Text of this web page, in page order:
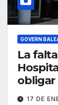
GOVERN
La
obligar
17 DE